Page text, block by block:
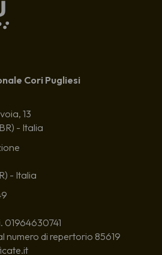
Cori Pugliesi
13
- Italia
- Italia
01964630741
numero di repertorio 85619